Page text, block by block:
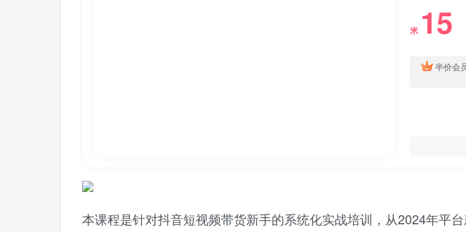
米 15
半价会
本课程是针对抖音短视频带货新手的系统化实战培训，从2024年平